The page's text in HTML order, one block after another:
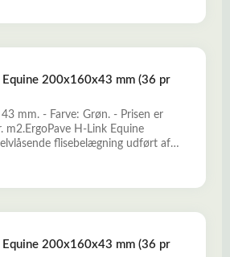
og robuste gummifliser, som er
etablering af gummibelægninger for
H-Link Equine
Equine 200x160x43 mm (36 pr
mm. - Farve: Grøn. - Prisen er
m2.ErgoPave H-Link Equine
flisebelægning udført af
gummifliser, som er multi-
af gummibelægninger for f.eks.
multibaner, børnehaver,
H-Link Equine
Equine 200x160x43 mm (36 pr